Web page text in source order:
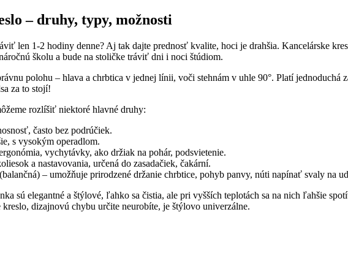
– druhy, typy, možnosti
len 1-2 hodiny denne? Aj tak dajte prednosť kvalite, hoci je drahšia. Kancelárske
školu a bude na stoličke tráviť dni i noci štúdiom.
polohu – hlava a chrbtica v jednej línii, voči stehnám v uhle 90°. Platí
za to stojí!
rozlíšiť niektoré hlavné druhy:
často bez podrúčiek.
s vysokým operadlom.
vychytávky, ako držiak na pohár, podsvietenie.
a nastavovania, určená do zasadačiek, čakární.
– umožňuje prirodzené držanie chrbtice, pohyb panvy, núti napínať svaly na
sú elegantné a štýlové, ľahko sa čistia, ale pri vyšších teplotách sa na nich ľahšie
dizajnovú chybu určite neurobíte, je štýlovo univerzálne.